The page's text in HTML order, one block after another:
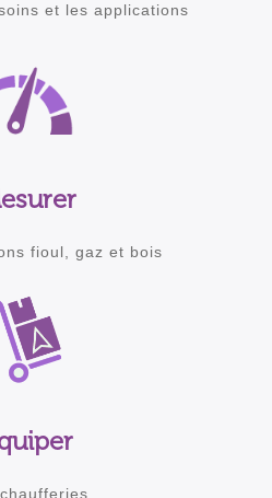
et les applications
fioul, gaz et bois